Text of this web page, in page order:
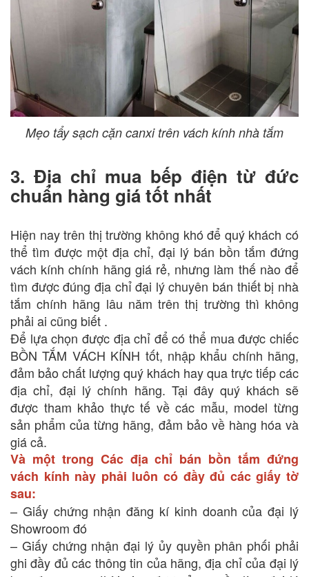
Mẹo tẩy sạch cặn canxi trên vách kính nhà tắm
3. Địa chỉ mua bếp điện từ đức
chuẩn hàng giá tốt nhất
Hiện nay trên thị trường không khó để quý khách có
thể tìm được một địa chỉ, đại lý bán bồn tắm đứng
vách kính chính hãng giá rẻ, nhưng làm thế nào để
tìm được đúng địa chỉ đại lý chuyên bán thiết bị nhà
tắm chính hãng lâu năm trên thị trường thì không
phải ai cũng biết .
Để lựa chọn được địa chỉ để có thể mua được chiếc
BỒN TẮM VÁCH KÍNH tốt, nhập khẩu chính hãng,
đảm bảo chất lượng quý khách hay qua trực tiếp các
địa chỉ, đại lý chính hãng. Tại đây quý khách sẽ
được tham khảo thực tế về các mẫu, model từng
sản phẩm của từng hãng, đảm bảo về hàng hóa và
giá cả.
Và một trong Các địa chỉ bán bồn tắm đứng
vách kính này phải luôn có đầy đủ các giấy tờ
sau:
– Giấy chứng nhận đăng kí kinh doanh của đại lý
Showroom đó
– Giấy chứng nhận đại lý ủy quyền phân phối phải
ghi đầy đủ các thông tin của hãng, địa chỉ của đại lý